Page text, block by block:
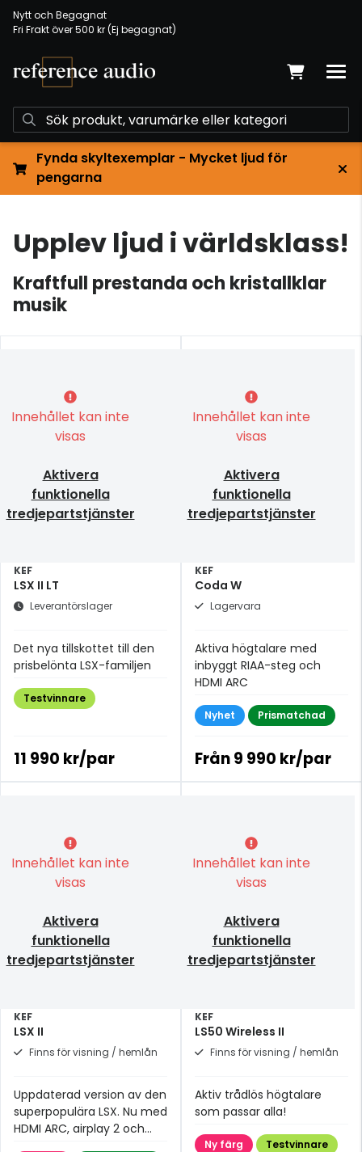
Nytt och Begagnat
Fri Frakt över 500 kr (Ej begagnat)
Fynda skyltexemplar - Mycket ljud för
pengarna
Upplev ljud i världsklass!
Kraftfull prestanda och kristallklar
musik
Innehållet kan inte
visas
Aktivera
funktionella
tredjepartstjänster
KEF
LSX II LT
Leverantörslager
Det nya tillskottet till den
prisbelönta LSX-familjen
Testvinnare
11 990 kr/par
Innehållet kan inte
visas
Aktivera
funktionella
tredjepartstjänster
KEF
Coda W
Lagervara
Aktiva högtalare med
inbyggt RIAA-steg och
HDMI ARC
Nyhet Prismatchad
Från9 990 kr/par
Innehållet kan inte
visas
Aktivera
funktionella
tredjepartstjänster
KEF
LSX II
Finns för visning / hemlån
Uppdaterad version av den
superpopulära LSX. Nu med
HDMI ARC, airplay 2 och
Innehållet kan inte
visas
Aktivera
funktionella
tredjepartstjänster
KEF
LS50 Wireless II
Finns för visning / hemlån
Aktiv trådlös högtalare
som passar alla!
Ny färg
Testvinnare